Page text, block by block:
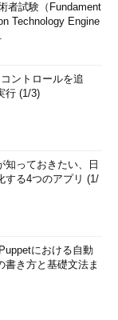
者試験（Fundament
Technology Engine
ントロールを追
行 (1/3)
知っておきたい、日
する4つのアプリ (1/
における自動
書き方と基礎文法ま